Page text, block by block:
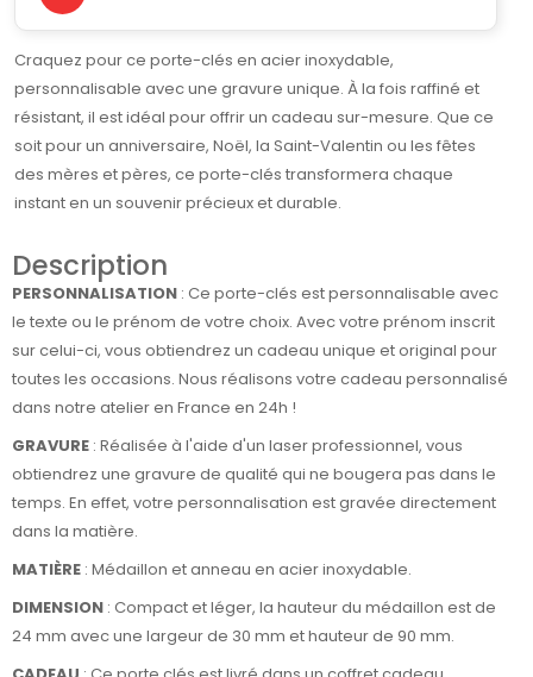
Craquez pour ce porte-clés en acier inoxydable,
personnalisable avec une gravure unique. À la fois raffiné et
résistant, il est idéal pour offrir un cadeau sur-mesure. Que ce
soit pour un anniversaire, Noël, la Saint-Valentin ou les fêtes
des mères et pères, ce porte-clés transformera chaque
instant en un souvenir précieux et durable.
Description
PERSONNALISATION : Ce porte-clés est personnalisable avec
le texte ou le prénom de votre choix. Avec votre prénom inscrit
sur celui-ci, vous obtiendrez un cadeau unique et original pour
toutes les occasions. Nous réalisons votre cadeau personnalisé
dans notre atelier en France en 24h !
GRAVURE : Réalisée à l'aide d'un laser professionnel, vous
obtiendrez une gravure de qualité qui ne bougera pas dans le
temps. En effet, votre personnalisation est gravée directement
dans la matière.
MATIÈRE : Médaillon et anneau en acier inoxydable.
DIMENSION : Compact et léger, la hauteur du médaillon est de
24 mm avec une largeur de 30 mm et hauteur de 90 mm.